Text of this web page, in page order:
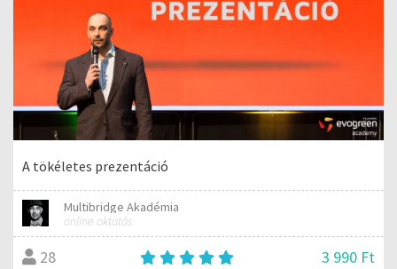
A tökéletes prezentáció
Multibridge Akadémia
online oktatás
28 3 990 Ft